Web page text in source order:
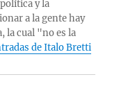
y la
a la gente hay
la cual "no es la
de Italo Bretti